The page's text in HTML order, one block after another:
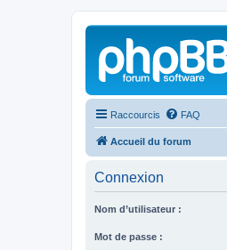
Raccourcis FAQ
Accueil du forum
Connexion
Nom d’utilisateur :
Mot de passe :